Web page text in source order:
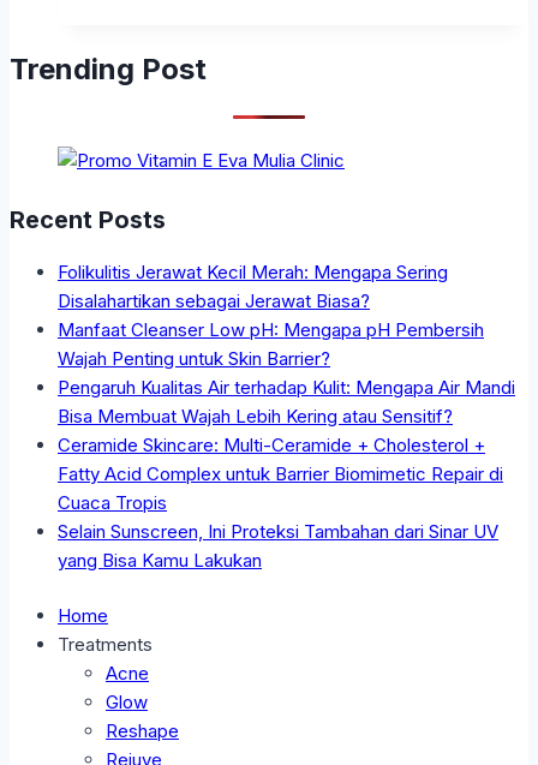
Trending Post
Recent Posts
Folikulitis Jerawat Kecil Merah: Mengapa Sering
Disalahartikan sebagai Jerawat Biasa?
Manfaat Cleanser Low pH: Mengapa pH Pembersih
Wajah Penting untuk Skin Barrier?
Pengaruh Kualitas Air terhadap Kulit: Mengapa Air Mandi
Bisa Membuat Wajah Lebih Kering atau Sensitif?
Ceramide Skincare: Multi-Ceramide + Cholesterol +
Fatty Acid Complex untuk Barrier Biomimetic Repair di
Cuaca Tropis
Selain Sunscreen, Ini Proteksi Tambahan dari Sinar UV
yang Bisa Kamu Lakukan
Home
Treatments
Acne
Glow
Reshape
Rejuve